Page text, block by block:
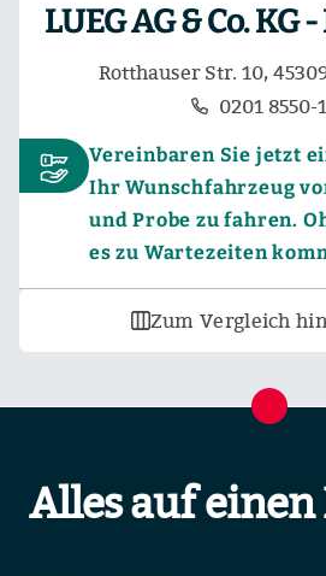
LUEG AG & Co. KG
Rotthauser Str. 10,
0201 8550-
Vereinbaren Sie jetzt
Ihr Wunschfahrzeug
und Probe zu fahren.
es zu Wartezeiten
Zum Vergleich
Alles auf einen